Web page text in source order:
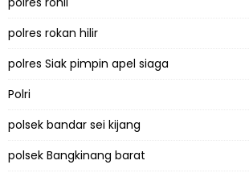
polres rokan hilir
polres Siak pimpin apel siaga
Polri
polsek bandar sei kijang
polsek Bangkinang barat